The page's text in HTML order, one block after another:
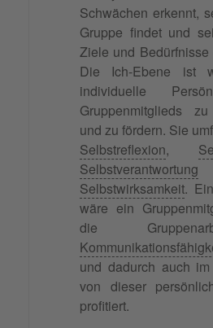
Schwächen erkennt,
Gruppe findet und
Ziele und
Die Ich-Ebene ist
individuelle
Gruppenmitglieds
und zu fördern. Sie
Selbstreflexion,
Selbstverantwortung
Selbstwirksamkeit.
wäre ein
die
und dadurch auch
von dieser
profitiert.